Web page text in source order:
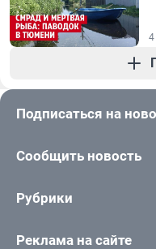
4
Подписаться на
Сообщить новость
Рубрики
Реклама на сайте